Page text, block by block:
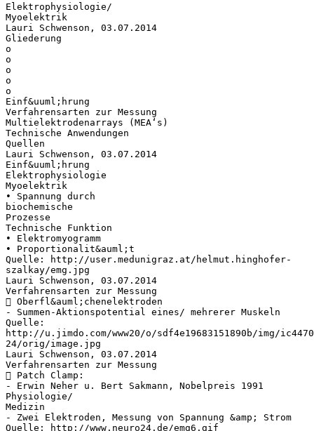
Elektrophysiologie/
Myoelektrik
Lauri Schwenson, 03.07.2014
Gliederung
o
o
o
o
o
Einf&uuml;hrung
Verfahrensarten zur Messung
Multielektrodenarrays (MEA‘s)
Technische Anwendungen
Quellen
Lauri Schwenson, 03.07.2014
Einf&uuml;hrung
Elektrophysiologie
Myoelektrik
• Spannung durch
biochemische
Prozesse
Technische Funktion
• Elektromyogramm
• Proportionalit&auml;t
Quelle: http://user.medunigraz.at/helmut.hinghofer-
szalkay/emg.jpg
Lauri Schwenson, 03.07.2014
Verfahrensarten zur Messung
 Oberfl&auml;chenelektroden
- Summen-Aktionspotential eines/ mehrerer Muskeln
Quelle:
http://u.jimdo.com/www20/o/sdf4e19683151890b/img/
24/orig/image.jpg
Lauri Schwenson, 03.07.2014
Verfahrensarten zur Messung
 Patch Clamp:
- Erwin Neher u. Bert Sakmann, Nobelpreis 1991
Physiologie/
Medizin
- Zwei Elektroden, Messung von Spannung &amp; Strom
Quelle: http://www.neuro24.de/emg6.gif